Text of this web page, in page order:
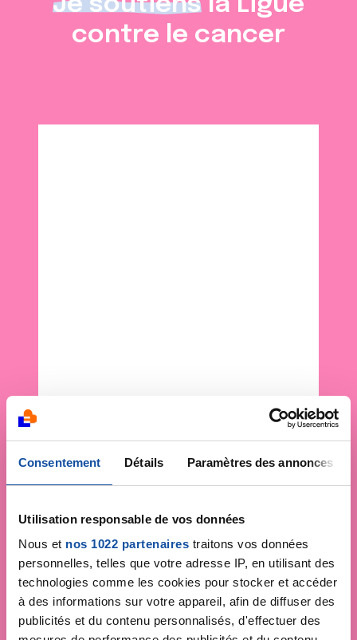
Consentement Détails Paramètres des annonces
Utilisation responsable de vos données
Nous et nos 1022 partenaires traitons vos données
personnelles, telles que votre adresse IP, en utilisant des
technologies comme les cookies pour stocker et accéder
à des informations sur votre appareil, afin de diffuser des
publicités et du contenu personnalisés, d'effectuer des
contre le cancer